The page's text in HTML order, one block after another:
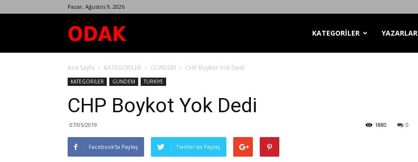
Pazar, Ağustos 9, 2026
Dergisi
KATEGORİLER YAZARLAR
Ana Sayfa KATEGORİLER GÜNDEM CHP Boykot Yok Dedi
KATEGORİLER GÜNDEM TÜRKİYE
CHP Boykot Yok Dedi
07/05/2019 0
1880
Facebook'ta Paylaş Twitter'da Paylaş